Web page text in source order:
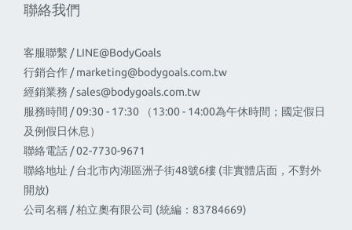
聯絡我們
客服聯繫 / LINE@BodyGoals
行銷合作 /marketing@bodygoals.com.tw
經銷業務 /sales@bodygoals.com.tw
服務時間 / 09:30 - 17:30 （13:00 - 14:00為午休時間；國定假日
及例假日休息）
聯絡電話 / 02-7730-9671
聯絡地址 / 台北市內湖區洲子街48號6樓 (非實體店面，不對外
開放)
公司名稱 / 柏立奧有限公司 (統編：83784669)